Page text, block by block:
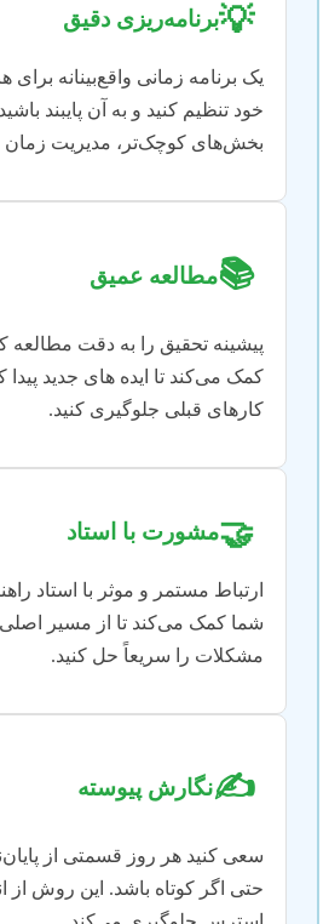
💡برنامه‌ریزی دقیق
یک برنامه زمانی واقع‌بینانه
خود تنظیم کنید و به آن پایبند
بخش‌های کوچک‌تر، مدیریت زمان
📚مطالعه عمیق
پیشینه تحقیق را به دقت مطالعه
کمک می‌کند تا ایده های جدید پیدا
کارهای قبلی جلوگیری کنید.
🤝مشورت با استاد
ارتباط مستمر و موثر با استاد
شما کمک می‌کند تا از مسیر
مشکلات را سریعاً حل کنید.
✍️نگارش پیوسته
سعی کنید هر روز قسمتی از
حتی اگر کوتاه باشد. این روش از